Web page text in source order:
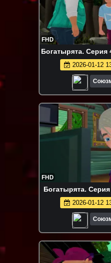
FHD
Богатырята. Серия
2026-01-12
FHD
Богатырята.
2026-01-12